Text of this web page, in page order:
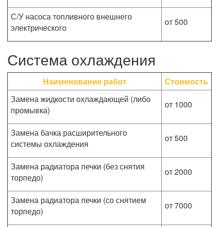
С/У насоса топливного внешнего
электрического
от 500
Система охлаждения
Наименование работ
Стоимость
Замена жидкости охлаждающей (либо
промывка)
от 1000
Замена бачка расширительного
системы охлаждения
от 500
Замена радиатора печки (без снятия
торпедо)
от 2000
Замена радиатора печки (со снятием
торпедо)
от 7000